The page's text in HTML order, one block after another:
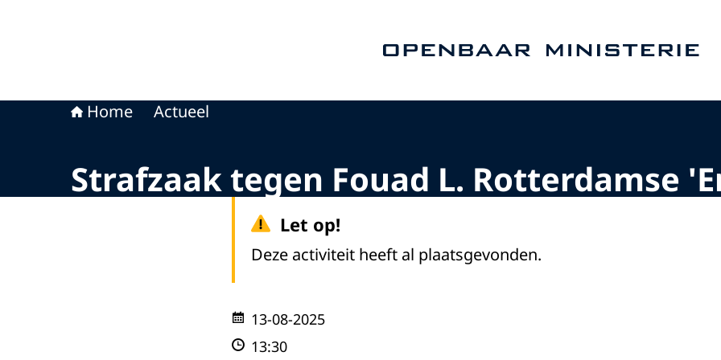
Home Actueel
Strafzaak tegen Fouad L. Rotterdamse
Let op!
Deze activiteit heeft al plaatsgevonden.
13-08-2025
13:30